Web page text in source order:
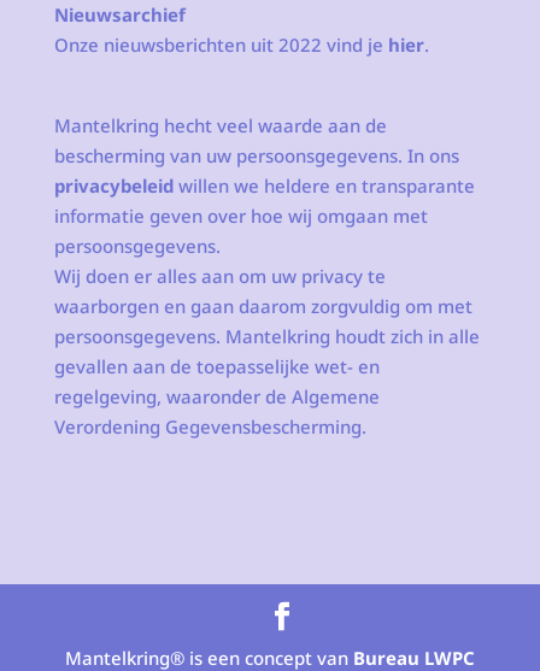
Nieuwsarchief
Onze nieuwsberichten uit 2022 vind je hier.
Mantelkring hecht veel waarde aan de
bescherming van uw persoonsgegevens. In ons
privacybeleidwillen we heldere en transparante
informatie geven over hoe wij omgaan met
persoonsgegevens.
Wij doen er alles aan om uw privacy te
waarborgen en gaan daarom zorgvuldig om met
persoonsgegevens. Mantelkring houdt zich in alle
gevallen aan de toepasselijke wet- en
regelgeving, waaronder de Algemene
Verordening Gegevensbescherming.
Mantelkring® is een concept van Bureau LWPC